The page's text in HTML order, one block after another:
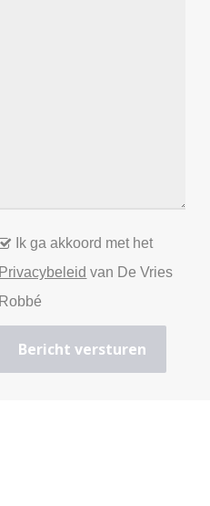
Ik ga akkoord met het
Privacybeleid van De Vries
Robbé